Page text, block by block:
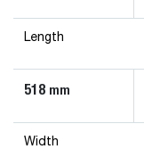
Length
518 mm
Width